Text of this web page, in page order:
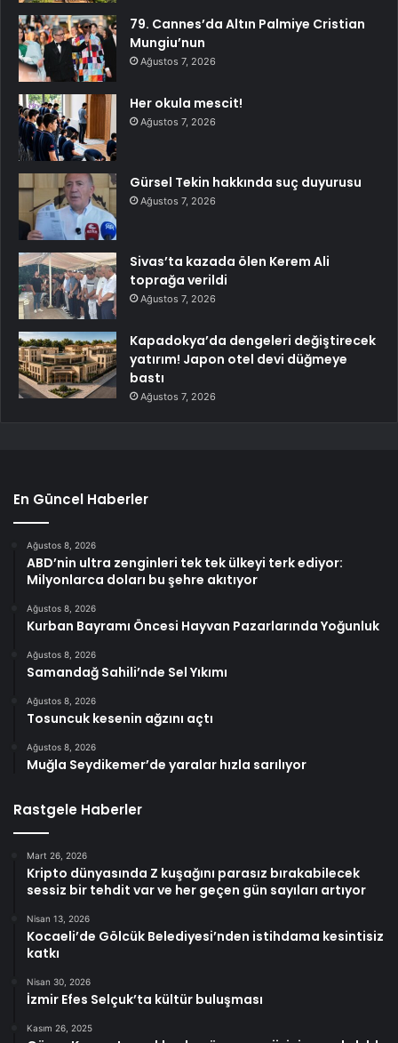
79. Cannes’da Altın Palmiye Cristian
Mungiu’nun
Ağustos 7, 2026
Her okula mescit!
Ağustos 7, 2026
Gürsel Tekin hakkında suç duyurusu
Ağustos 7, 2026
Sivas’ta kazada ölen Kerem Ali
toprağa verildi
Ağustos 7, 2026
Kapadokya’da dengeleri değiştirecek
yatırım! Japon otel devi düğmeye
bastı
Ağustos 7, 2026
En Güncel Haberler
Ağustos 8, 2026
ABD’nin ultra zenginleri tek tek ülkeyi terk ediyor:
Milyonlarca doları bu şehre akıtıyor
Ağustos 8, 2026
Kurban Bayramı Öncesi Hayvan Pazarlarında Yoğunluk
Ağustos 8, 2026
Samandağ Sahili’nde Sel Yıkımı
Ağustos 8, 2026
Tosuncuk kesenin ağzını açtı
Ağustos 8, 2026
Muğla Seydikemer’de yaralar hızla sarılıyor
Rastgele Haberler
Mart 26, 2026
Kripto dünyasında Z kuşağını parasız bırakabilecek
sessiz bir tehdit var ve her geçen gün sayıları artıyor
Nisan 13, 2026
Kocaeli’de Gölcük Belediyesi’nden istihdama kesintisiz
katkı
Nisan 30, 2026
İzmir Efes Selçuk’ta kültür buluşması
Kasım 26, 2025